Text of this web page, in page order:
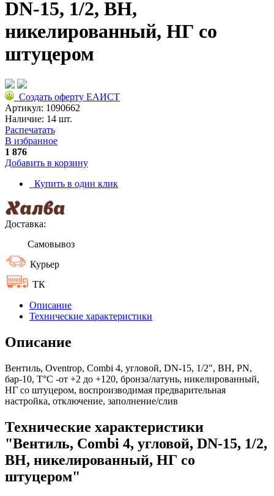
DN-15, 1/2, ВН,
никелированный, НГ со
штуцером
Создать оферту ЕАИСТ
Артикул: 1090662
Наличие: 14 шт.
Распечатать
В избранное
1 876
Добавить в корзину
Купить в один клик
Доставка:
Самовывоз
Курьер
ТК
Описание
Технические характеристики
Описание
Вентиль, Oventrop, Combi 4, угловой, DN-15, 1/2", ВН, PN,
бар-10, T°C -от +2 до +120, бронза/латунь, никелированный,
НГ со штуцером, воспроизводимая предварительная
настройка, отключение, заполнение/слив
Технические характеристики
"Вентиль, Combi 4, угловой, DN-15, 1/2,
ВН, никелированный, НГ со
штуцером"